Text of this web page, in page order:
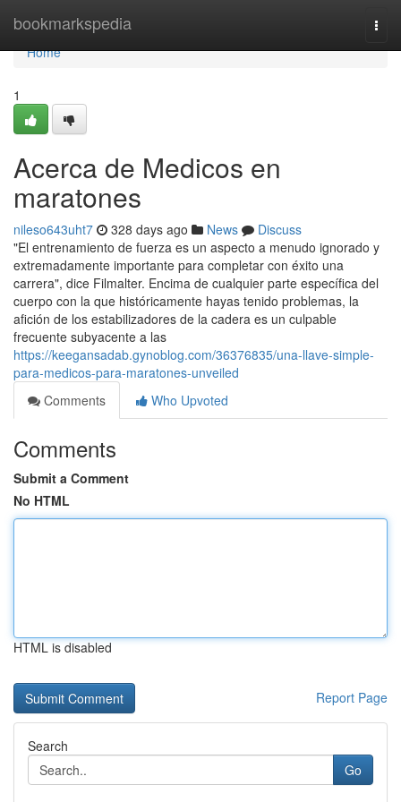
bookmarkspedia
Home
Home
1
Acerca de Medicos en
maratones
nileso643uht7 328 days ago News
Discuss
"El entrenamiento de fuerza es un aspecto a menudo ignorado y
extremadamente importante para completar con éxito una
carrera", dice Filmalter. Encima de cualquier parte específica del
cuerpo con la que históricamente hayas tenido problemas, la
afición de los estabilizadores de la cadera es un culpable
frecuente subyacente a las
https://keegansadab.gynoblog.com/36376835/una-llave-simple-
para-medicos-para-maratones-unveiled
Comments
Who Upvoted
Comments
Submit a Comment
No HTML
HTML is disabled
Report Page
Search
Go